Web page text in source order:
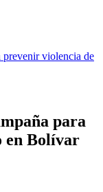
prevenir violencia de
para
en Bolívar